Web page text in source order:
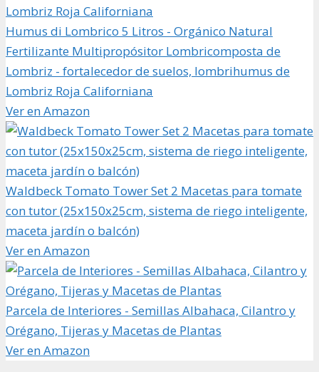
Humus di Lombrico 5 Litros - Orgánico Natural
Fertilizante Multipropósitor Lombricomposta de
Lombriz - fortalecedor de suelos, lombrihumus de
Lombriz Roja Californiana
Ver en Amazon
Waldbeck Tomato Tower Set 2 Macetas para tomate
con tutor (25x150x25cm, sistema de riego inteligente,
maceta jardín o balcón)
Ver en Amazon
Parcela de Interiores - Semillas Albahaca, Cilantro y
Orégano, Tijeras y Macetas de Plantas
Ver en Amazon